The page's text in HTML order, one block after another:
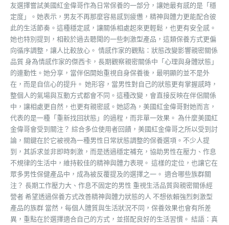
友選擇嘗試美國紅金偉哥作為日常保養的一部分，讓她最有感的是「穩
定度」。她表示，男友不再那麼容易感到疲憊，精神與體力更能配合彼
此的生活節奏。這種穩定感，讓關係相處起來更輕鬆，也更有安全感。
她也特別提到，相較於過去聽聞的一些刺激型產品，這類保養方式更偏
向循序調整，讓人比較放心。 情感作家的觀點：狀態改變影響親密關係
品質 身為情感作家的傑西卡，長期觀察親密關係中「心理與身體狀態」
的連動性。她分享，當伴侶開始重視自身保養後，最明顯的並不是外
在，而是自信心的提升。 她形容，當男性對自己的狀態更有掌握感時，
整個人的氣場與互動方式都會不同。這種改變，會直接反映在伴侶關係
中，讓相處更自然，也更有親密感。她認為，美國紅金偉哥對她而言，
代表的是一種「重新找回狀態」的過程，而非單一效果。 為什麼美國紅
金偉哥會受到關注？ 綜合多位使用者回饋，美國紅金偉哥之所以受到討
論，關鍵在於它被視為一種男性日常狀態調整的保養選項。不少人提
到，其訴求並非即時刺激，而是透過穩定補充，協助男性在壓力、作息
不規律的生活中，維持較佳的精神與體力表現。 這樣的定位，也讓它在
眾多男性保健產品中，成為被反覆提及的選擇之一。 適合哪些族群關
注？ 長期工作壓力大、作息不固定的男性 重視生活品質與親密關係經
營者 希望透過保養方式改善精神與體力狀態的人 不想依賴強烈刺激型
產品的族群 當然，每個人體質與生活狀況不同，保養效果也會有所差
異，重點在於選擇適合自己的方式，並搭配良好的生活習慣。 結語：真